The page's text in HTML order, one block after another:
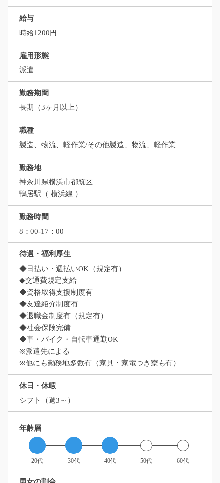
給与
時給1200円
雇用形態
派遣
勤務期間
長期（3ヶ月以上）
職種
製造、物流、軽作業/その他製造、物流、軽作業
勤務地
神奈川県横浜市都筑区
鴨居駅（ 横浜線 ）
勤務時間
8：00-17：00
待遇・福利厚生
◆日払い・週払いOK（規定有）
◆交通費規定支給
◆資格取得支援制度有
◆友達紹介制度有
◆退職金制度有（規定有）
◆社会保険完備
◆車・バイク・自転車通勤OK
※派遣先による
※他にも勤務地多数有（家具・家電つき寮も有）
休日・休暇
シフト（週3～）
年齢層
20代 30代 40代 50代 60代